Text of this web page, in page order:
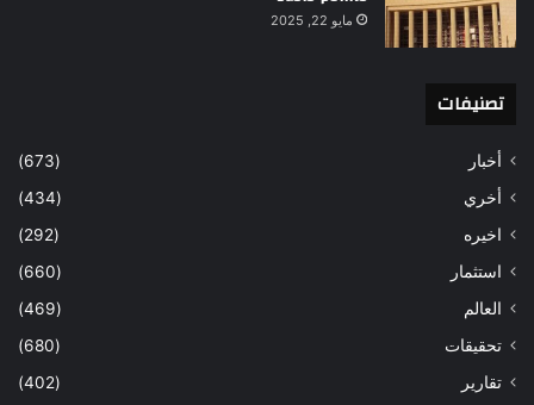
مايو 22, 2025
تصنيفات
أخبار
(673)
أخري
(434)
اخيره
(292)
استثمار
(660)
العالم
(469)
تحقيقات
(680)
تقارير
(402)